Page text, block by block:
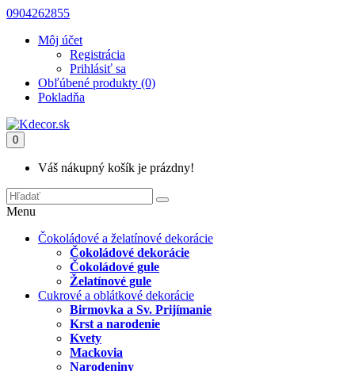
0904262855
Môj účet
Registrácia
Prihlásiť sa
Obľúbené produkty (0)
Pokladňa
0
Váš nákupný košík je prázdny!
Menu
Čokoládové a želatínové dekorácie
Čokoládové dekorácie
Čokoládové gule
Želatínové gule
Cukrové a oblátkové dekorácie
Birmovka a Sv. Prijímanie
Krst a narodenie
Kvety
Mackovia
Narodeniny